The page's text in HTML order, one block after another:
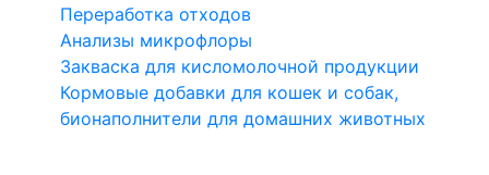
Переработка отходов
Анализы микрофлоры
Закваска для кисломолочной продукции
Кормовые добавки для кошек и собак,
бионаполнители для домашних животных